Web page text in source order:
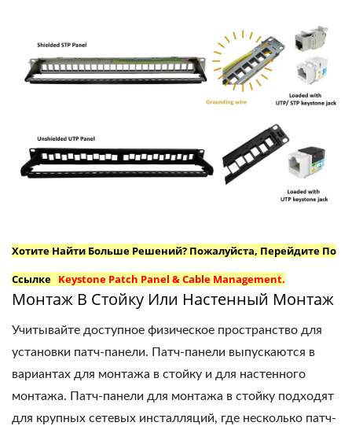
Хотите Найти Больше Решений? Пожалуйста, Перейдите По
Ссылке Keystone Patch Panel & Cable Management.
Монтаж В Стойку Или Настенный Монтаж
Учитывайте доступное физическое пространство для
установки патч-панели. Патч-панели выпускаются в
вариантах для монтажа в стойку и для настенного
монтажа. Патч-панели для монтажа в стойку подходят
для крупных сетевых инсталляций, где несколько патч-